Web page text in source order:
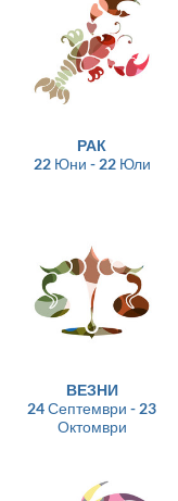
РАК
22 Юни - 22 Юли
ВЕЗНИ
24 Септември - 23
Октомври